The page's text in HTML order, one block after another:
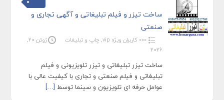
ساخت تیزر و فیلم تبلیغاتی و آگهی تجاری و
صنعتی
»»» کاربران ویژه vip , چاپ و تبلیغات
ژوئن 20,
2026
ساخت تیزر تبلیغاتی و تیزر تلویزیونی و فیلم
تبلیغاتی و فیلم صنعتی و تجاری با کیفیت عالی با
عوامل حرفه ای تلویزیون و سینما توسط […]